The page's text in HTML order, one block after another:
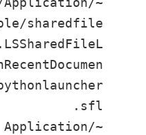
sharedfile
.sfl
Application